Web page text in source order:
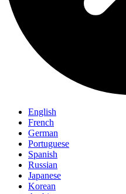
English
French
German
Portuguese
Spanish
Russian
Japanese
Korean